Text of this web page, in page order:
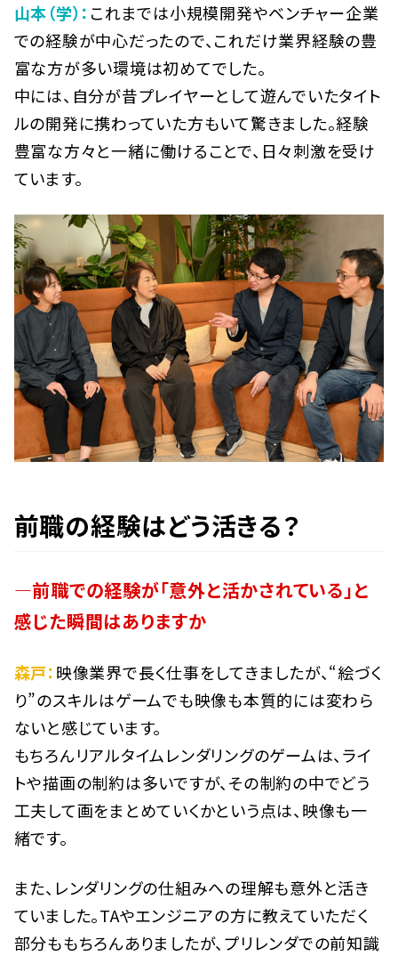
山本（学）： これまでは小規模開発やベンチャー企業
での経験が中心だったので、これだけ業界経験の豊
富な方が多い環境は初めてでした。
中には、自分が昔プレイヤーとして遊んでいたタイト
ルの開発に携わっていた方もいて驚きました。経験
豊富な方々と一緒に働けることで、日々刺激を受け
ています。
前職の経験はどう活きる？
―前職での経験が「意外と活かされている」と
感じた瞬間はありますか
森戸：映像業界で長く仕事をしてきましたが、“絵づく
り”のスキルはゲームでも映像も本質的には変わら
ないと感じています。
もちろんリアルタイムレンダリングのゲームは、ライ
トや描画の制約は多いですが、その制約の中でどう
工夫して画をまとめていくかという点は、映像も一
緒です。
また、レンダリングの仕組みへの理解も意外と活き
ていました。TAやエンジニアの方に教えていただく
部分ももちろんありましたが、プリレンダでの前知識